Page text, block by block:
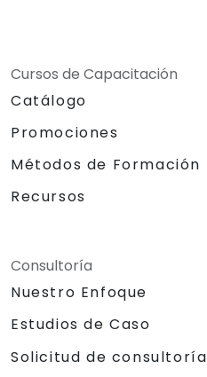
Cursos de Capacitación
Catálogo
Promociones
Métodos de Formación
Recursos
Consultoría
Nuestro Enfoque
Estudios de Caso
Solicitud de consultoría